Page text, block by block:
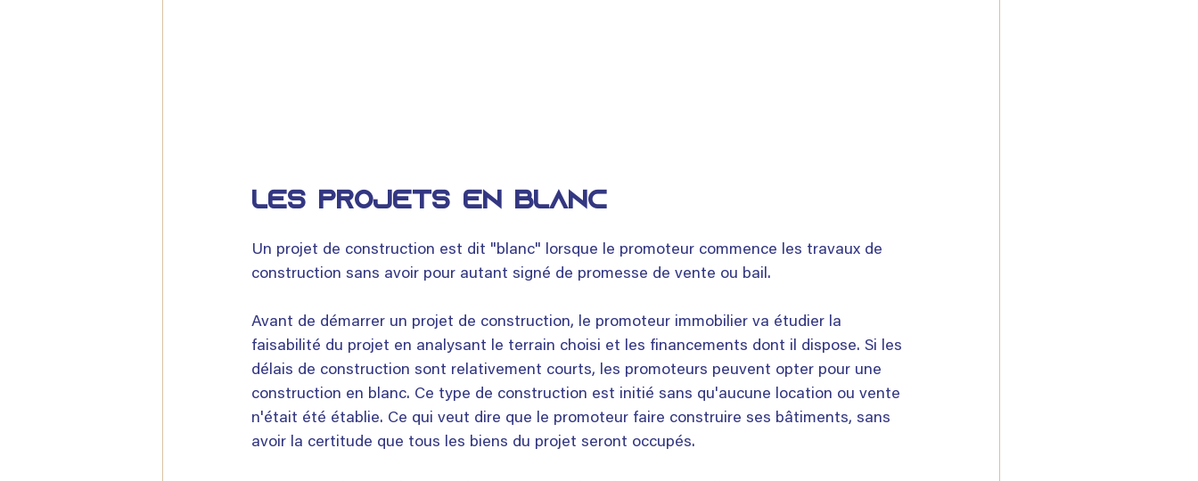
LES PROJETS EN BLANC
Un projet de construction est dit "blanc" lorsque le promoteur commence les travaux de
construction sans avoir pour autant signé de promesse de vente ou bail.
Avant de démarrer un projet de construction, le promoteur immobilier va étudier la
faisabilité du projet en analysant le terrain choisi et les financements dont il dispose. Si les
délais de construction sont relativement courts, les promoteurs peuvent opter pour une
construction en blanc. Ce type de construction est initié sans qu'aucune location ou vente
n'était été établie. Ce qui veut dire que le promoteur faire construire ses bâtiments, sans
avoir la certitude que tous les biens du projet seront occupés.